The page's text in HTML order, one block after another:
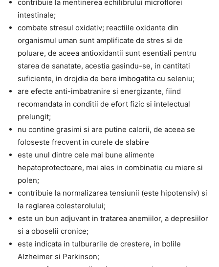
contribuie la mentinerea echilibrului microflorei
intestinale;
combate stresul oxidativ; reactiile oxidante din
organismul uman sunt amplificate de stres si de
poluare, de aceea antioxidantii sunt esentiali pentru
starea de sanatate, acestia gasindu-se, in cantitati
suficiente, in drojdia de bere imbogatita cu seleniu;
are efecte anti-imbatranire si energizante, fiind
recomandata in conditii de efort fizic si intelectual
prelungit;
nu contine grasimi si are putine calorii, de aceea se
foloseste frecvent in curele de slabire
este unul dintre cele mai bune alimente
hepatoprotectoare, mai ales in combinatie cu miere si
polen;
contribuie la normalizarea tensiunii (este hipotensiv) si
la reglarea colesterolului;
este un bun adjuvant in tratarea anemiilor, a depresiilor
si a oboselii cronice;
este indicata in tulburarile de crestere, in bolile
Alzheimer si Parkinson;